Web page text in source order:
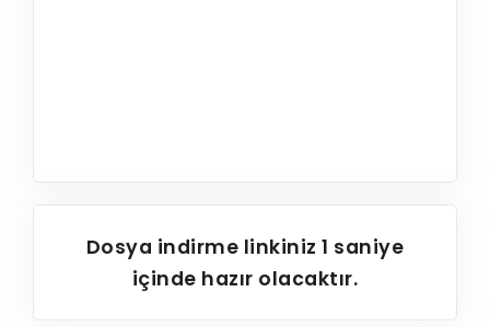
Dosya indirme linkiniz1 saniye
içinde hazır olacaktır.